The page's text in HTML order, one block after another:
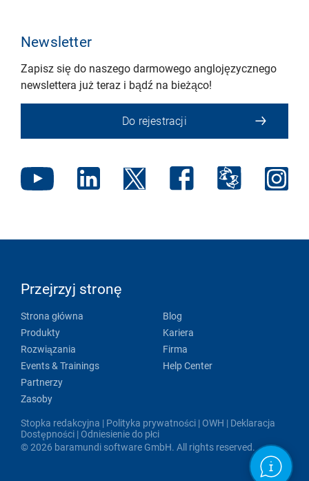
Newsletter
Zapisz się do naszego darmowego anglojęzycznego
newslettera już teraz i bądź na bieżąco!
Do rejestracji
Przejrzyj stronę
Strona główna
Produkty
Rozwiązania
Events & Trainings
Partnerzy
Zasoby
Blog
Kariera
Firma
Help Center
Stopka redakcyjna | Polityka prywatności | OWH | Deklaracja
Dostępności | Odniesienie do płci
© 2026 baramundi software GmbH. All rights reserved.